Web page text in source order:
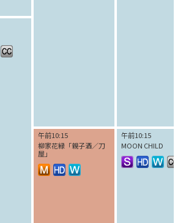
午前10:15
柳家花緑「親子酒／刀
屋」
午前10:15
MOON CHILD